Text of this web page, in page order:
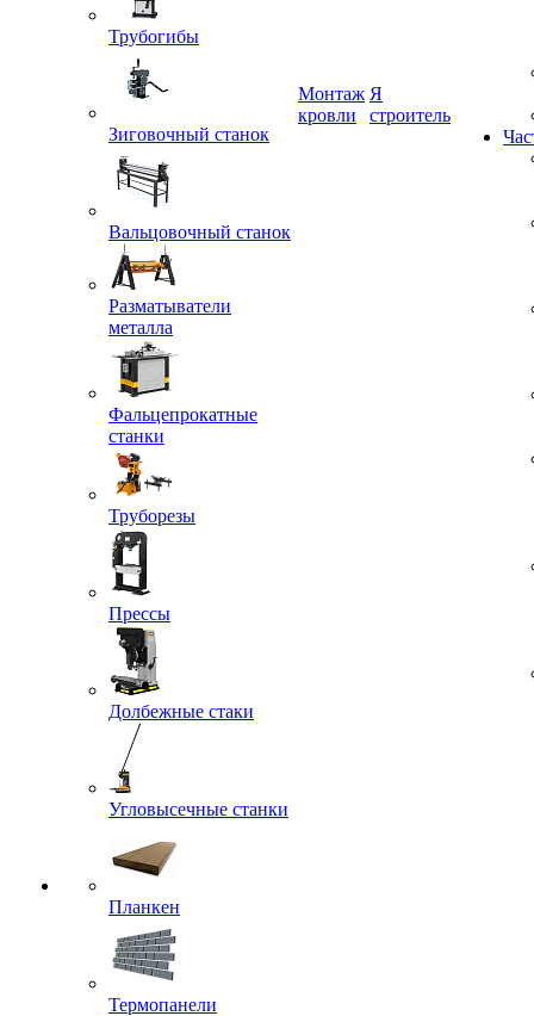
Трубогибы
Зиговочный станок
Вальцовочный станок
Разматыватели
металла
Фальцепрокатные
станки
Труборезы
Прессы
Долбежные стаки
Угловысечные станки
Планкен
Термопанели
Монтаж
Я